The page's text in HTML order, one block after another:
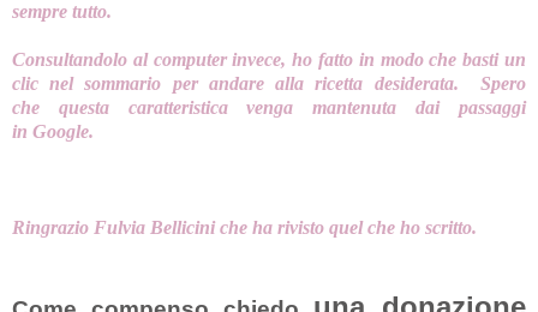
sempre tutto.
Consultandolo al computer invece, ho fatto in modo che basti un
clic nel sommario per andare alla ricetta desiderata. Spero
che questa caratteristica venga mantenuta dai passaggi
in Google.
Ringrazio Fulvia Bellicini che ha rivisto quel che ho scritto.